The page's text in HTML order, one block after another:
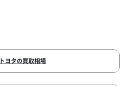
トヨタの買取相場